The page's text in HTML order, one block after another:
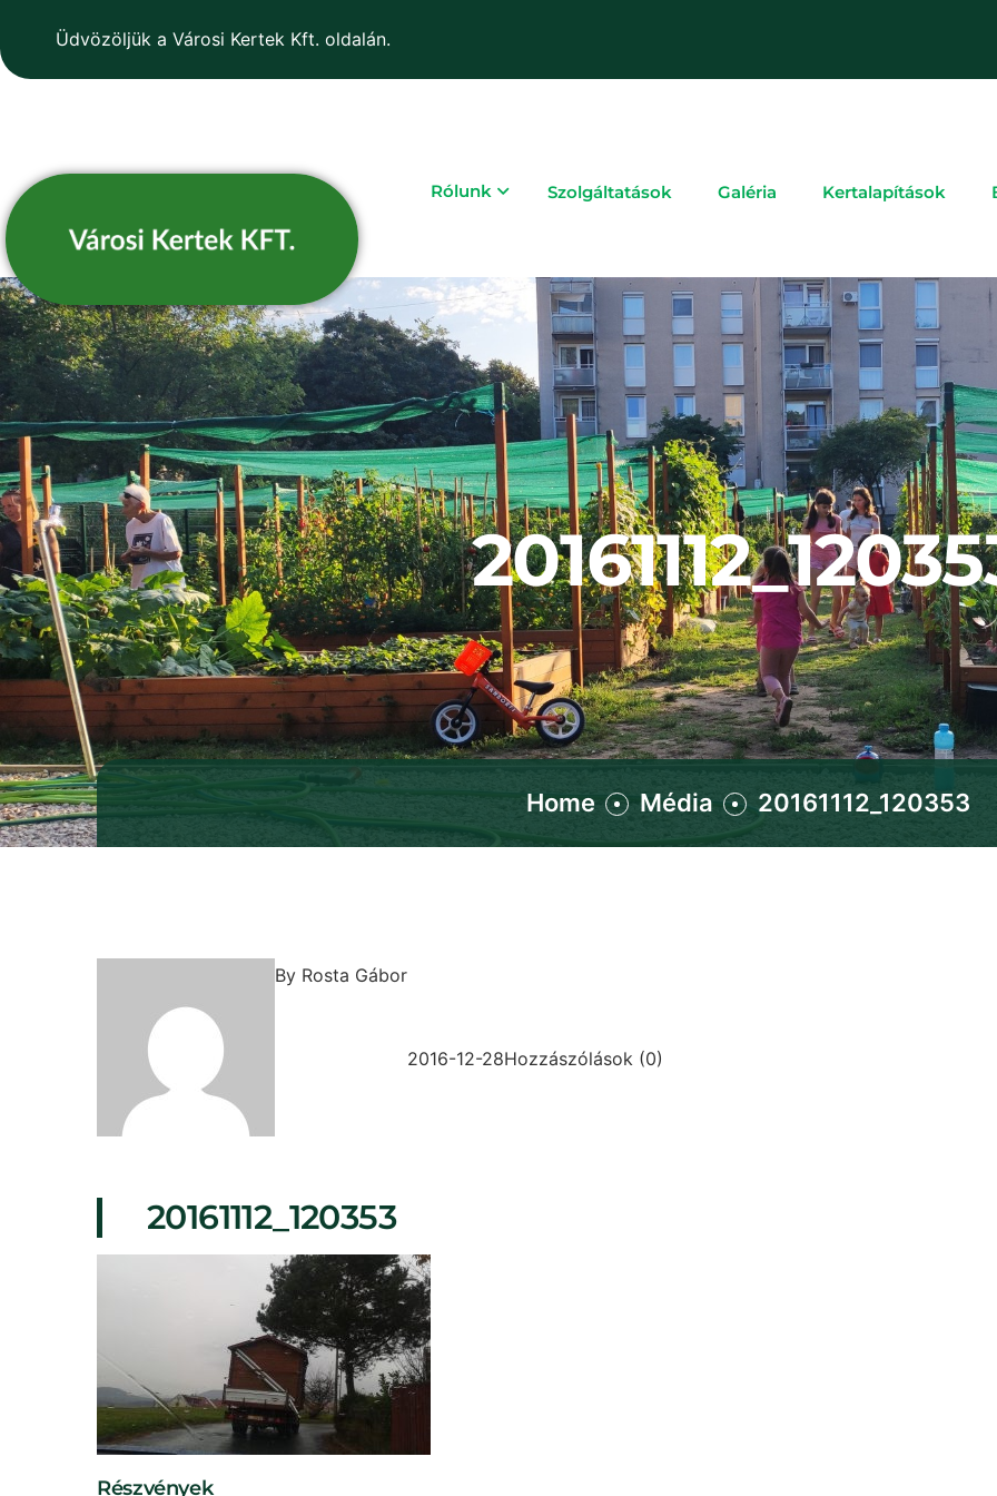
Üdvözöljük a Városi Kertek Kft. oldalán.
Rólunk Szolgáltatások Galéria Kertalapítások
Home Média 20161112_120353
By Rosta Gábor
2016-12-28Hozzászólások (0)
20161112_120353
Részvények